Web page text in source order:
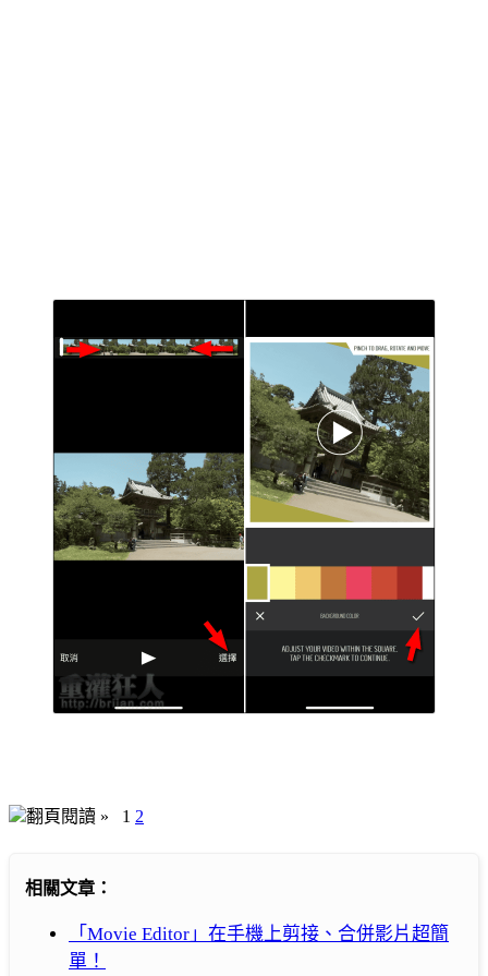
翻頁閱讀 » 1 2
相關文章：
「Movie Editor」在手機上剪接、合併影片超簡
單！